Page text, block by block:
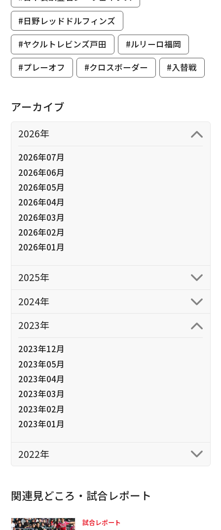
#日野レッドドルフィンズ
#ヤクルトレビンズ戸田
#ルリーロ福岡
#プレーオフ
#クロスボーダー #入替戦
アーカイブ
2026年
2026年07月
2026年06月
2026年05月
2026年04月
2026年03月
2026年02月
2026年01月
2025年
2024年
2023年
2023年12月
2023年05月
2023年04月
2023年03月
2023年02月
2023年01月
2022年
関連見どころ・試合レポート
試合レポート